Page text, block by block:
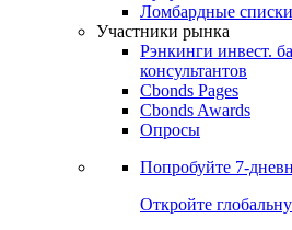
Ломбардные списки
Участники рынка
Рэнкинги инвест.
консультантов
Cbonds Pages
Cbonds Awards
Опросы
Попробуйте 7-
Откройте